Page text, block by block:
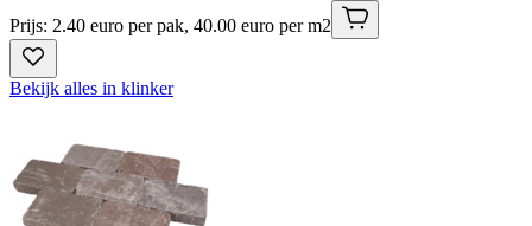
Prijs: 2.40 euro per pak, 40.00 euro per m2
Bekijk alles in klinker